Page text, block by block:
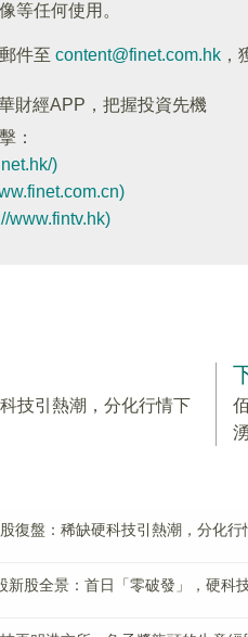
等任何使用。
件至 content@finet.com.hk ，
財經APP，把握投資先機
：
)
www.fintv.hk)
技引熱潮，分化行情下
復盤：稀缺硬科技引熱潮，分化行
新股全景：首日「零破發」，硬科